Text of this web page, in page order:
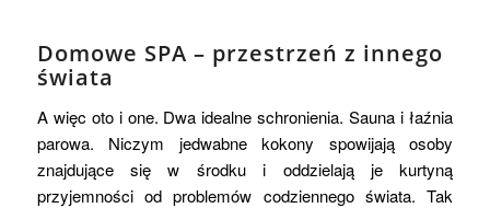
Domowe SPA – przestrzeń z innego
świata
A więc oto i one. Dwa idealne schronienia. Sauna i łaźnia
parowa. Niczym jedwabne kokony spowijają osoby
znajdujące się w środku i oddzielają je kurtyną
przyjemności od problemów codziennego świata. Tak